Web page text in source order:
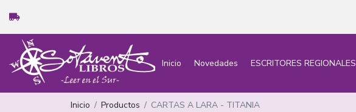
Inicio Novedades ESCRITORES REGIONALES
Inicio Productos CARTAS A LARA - TITANIA